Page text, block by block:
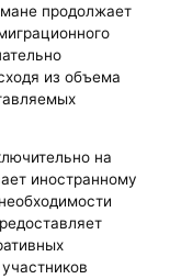
продолжает
из объема
на
иностранному